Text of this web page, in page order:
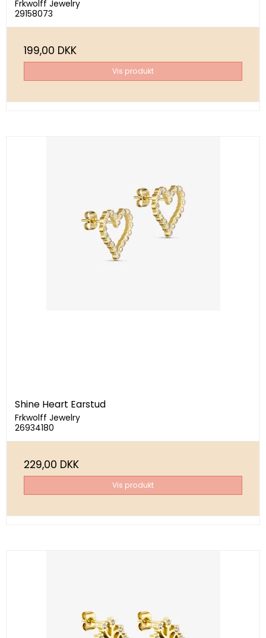
Frkwolff Jewelry
29158073
199,00 DKK
Vis produkt
Shine Heart Earstud
Frkwolff Jewelry
26934180
229,00 DKK
Vis produkt